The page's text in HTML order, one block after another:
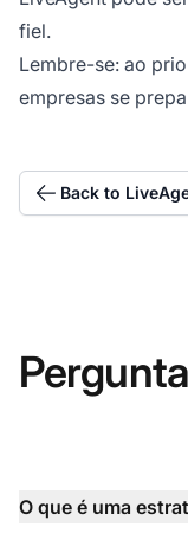
fiel.
Lembre-se: ao
empresas se
Back to
O que é uma